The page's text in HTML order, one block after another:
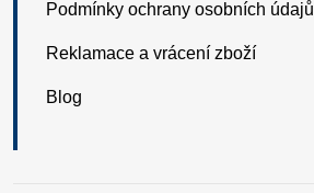
Podmínky ochrany osobních údajů
Reklamace a vrácení zboží
Blog